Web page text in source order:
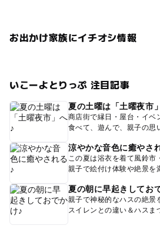
お出かけ家族にイチオシ情報
いこーよとりっぷ 注目記事
夏の土曜は「土曜夜市
商店街で縁日・屋台・イベ
食べて、遊んで、親子の思
涼やかな音色に癒やさ
この夏は浴衣を着て風鈴市
親子で絵付け体験や絶景を
夏の朝に早起きしてお
親子で神秘的なハスの絶景
スイレンとの違い＆ハスま